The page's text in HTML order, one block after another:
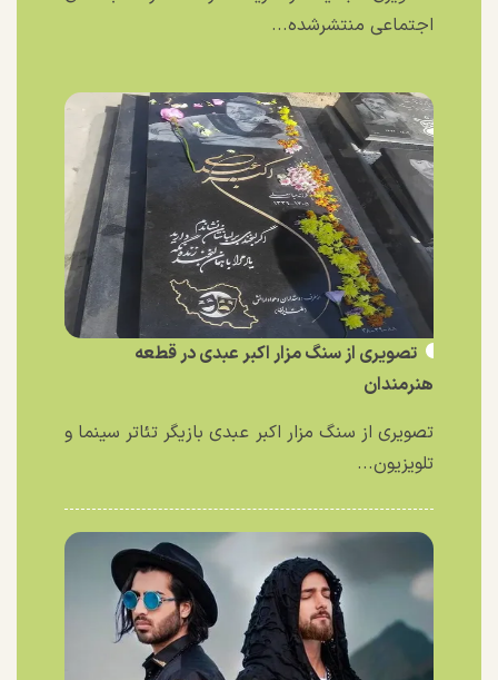
اجتماعی منتشرشده...
تصویری از سنگ مزار اکبر عبدی در قطعه
هنرمندان
تصویری از سنگ مزار اکبر عبدی بازیگر تئاتر سینما و
تلویزیون...